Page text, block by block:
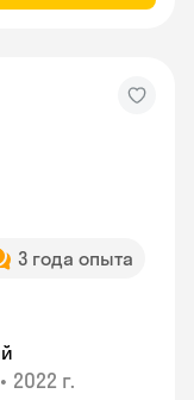
3 года опыта
• 2022 г.